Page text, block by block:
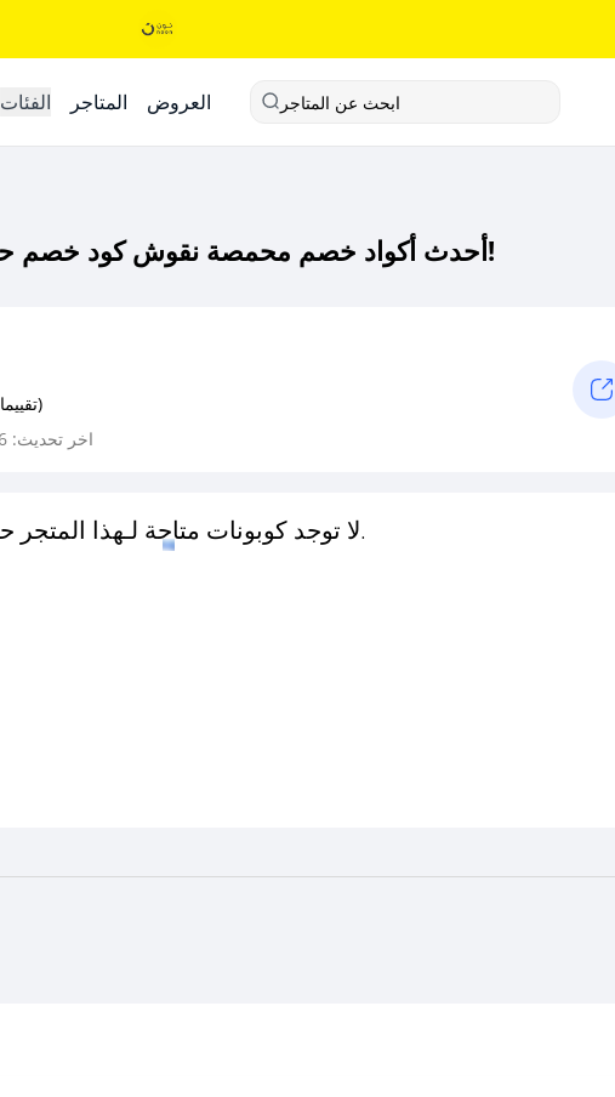
الفئات المتاجر العروض ابحث عن المتاجر
أحدث أكواد خصم محمصة نقوش كود خصم حصري لـ محمصة نقوش الآن!
(0 تقييمات)
اخر تحديث: 06/08/2026
لا توجد كوبونات متاحة لـهذا المتجر حاليًا.